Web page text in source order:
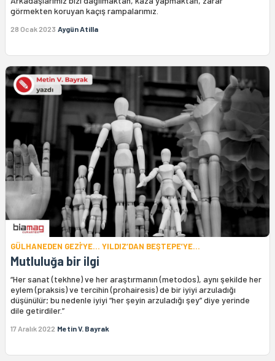
görmekten koruyan kaçış rampalarımız.
28 Ocak 2023 Aygün Atilla
GÜLHANEDEN GEZİ’YE… YILDIZ’DAN BEŞTEPE’YE…
Mutluluğa bir ilgi
“Her sanat (tekhne) ve her araştırmanın (metodos), aynı şekilde her
eylem (praksis) ve tercihin (prohairesis) de bir iyiyi arzuladığı
düşünülür; bu nedenle iyiyi “her şeyin arzuladığı şey” diye yerinde
dile getirdiler.”
17 Aralık 2022 Metin V. Bayrak